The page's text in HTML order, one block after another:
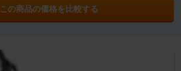
この商品の価格を比較する